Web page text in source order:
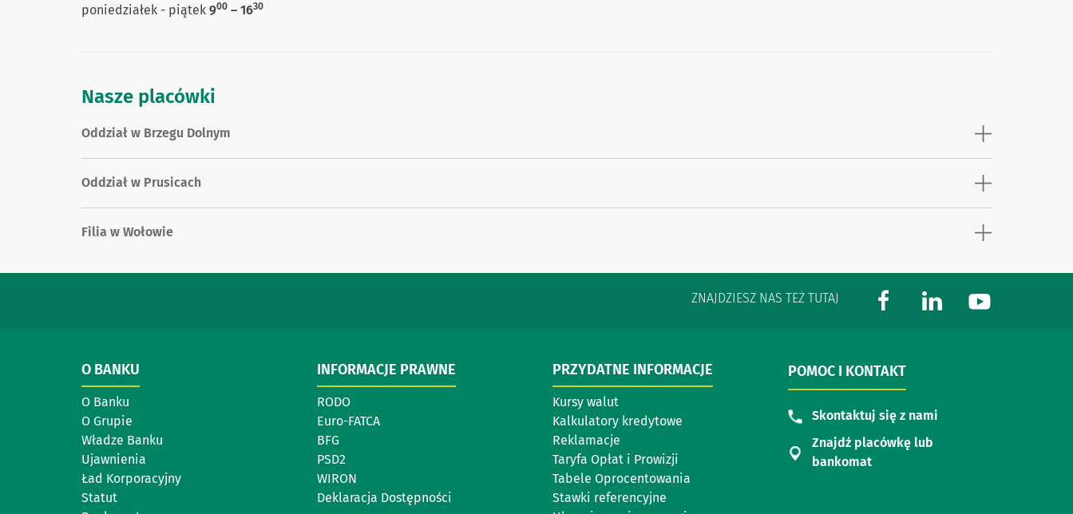
poniedziałek - piątek 900 – 1630
Nasze placówki
Oddział w Brzegu Dolnym
Oddział w Prusicach
Filia w Wołowie
ZNAJDZIESZ NAS TEŻ TUTAJ
O BANKU
O Banku
O Grupie
Władze Banku
Ujawnienia
Ład Korporacyjny
Statut
INFORMACJE PRAWNE
RODO
Euro-FATCA
BFG
PSD2
WIRON
Deklaracja Dostępności
PRZYDATNE INFORMACJE
Kursy walut
Kalkulatory kredytowe
Reklamacje
Taryfa Opłat i Prowizji
Tabele Oprocentowania
Stawki referencyjne
POMOC I KONTAKT
Skontaktuj się z nami
Znajdź placówkę lub
bankomat